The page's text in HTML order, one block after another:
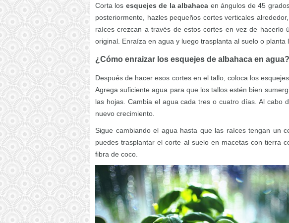
Corta los esquejes de la albahaca en ángulos de 45
posteriormente, hazles pequeños cortes verticales
raíces crezcan a través de estos cortes en vez de hacerlo
original. Enraíza en agua y luego trasplanta al suelo o planta
¿Cómo enraizar los esquejes de albahaca en agua?
Después de hacer esos cortes en el tallo, coloca los
Agrega suficiente agua para que los tallos estén bien
las hojas. Cambia el agua cada tres o cuatro días. Al cabo
nuevo crecimiento.
Sigue cambiando el agua hasta que las raíces tengan un
puedes trasplantar el corte al suelo en macetas con tierra
fibra de coco.